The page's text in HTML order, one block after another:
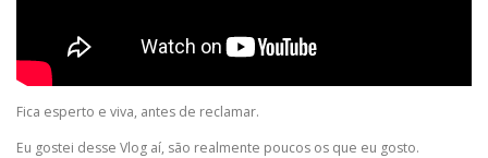
Fica esperto e viva, antes de reclamar.
Eu gostei desse Vlog aí, são realmente poucos os que eu gosto.